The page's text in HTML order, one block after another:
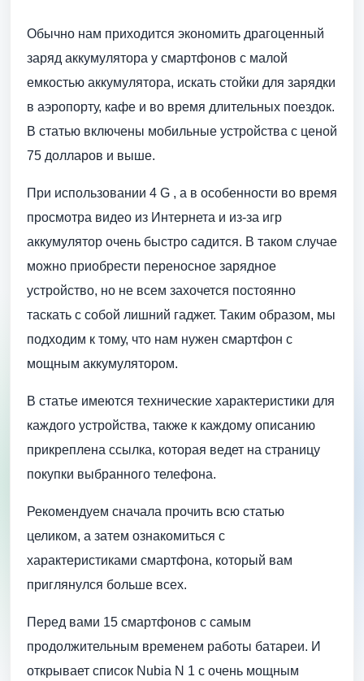
Обычно нам приходится экономить драгоценный
заряд аккумулятора у смартфонов с малой
емкостью аккумулятора, искать стойки для зарядки
в аэропорту, кафе и во время длительных поездок.
В статью включены мобильные устройства с ценой
75 долларов и выше.
При использовании 4 G , а в особенности во время
просмотра видео из Интернета и из-за игр
аккумулятор очень быстро садится. В таком случае
можно приобрести переносное зарядное
устройство, но не всем захочется постоянно
таскать с собой лишний гаджет. Таким образом, мы
подходим к тому, что нам нужен смартфон с
мощным аккумулятором.
В статье имеются технические характеристики для
каждого устройства, также к каждому описанию
прикреплена ссылка, которая ведет на страницу
покупки выбранного телефона.
Рекомендуем сначала прочить всю статью
целиком, а затем ознакомиться с
характеристиками смартфона, который вам
приглянулся больше всех.
Перед вами 15 смартфонов с самым
продолжительным временем работы батареи. И
открывает список Nubia N 1 с очень мощным